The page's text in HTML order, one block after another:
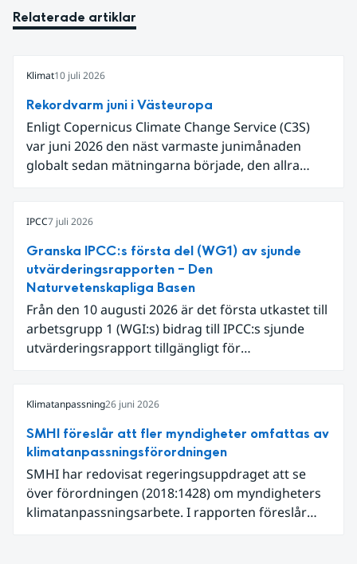
Relaterade artiklar
Klimat10 juli 2026
Rekordvarm juni i Västeuropa
Enligt Copernicus Climate Change Service (C3S)
var juni 2026 den näst varmaste junimånaden
globalt sedan mätningarna började, den allra
begränsar oss till Västeuropa var det den allra
varmaste juni. Detta betingades till stor del av en
extrem hetta i slutet av månaden. Världshavens
ytvattentemperaturer var den högsta som
uppmätts för en juni månad, vilket ligger i fas med
en framväxande El Niño i Stilla havet.
IPCC7 juli 2026
Granska IPCC:s första del (WG1) av sjunde
utvärderingsrapporten – Den
Naturvetenskapliga Basen
Från den 10 augusti 2026 är det första utkastet till
arbetsgrupp 1 (WGI:s) bidrag till IPCC:s sjunde
utvärderingsrapport tillgängligt för
Klimatanpassning26 juni 2026
SMHI föreslår att fler myndigheter omfattas av
klimatanpassningsförordningen
SMHI har redovisat regeringsuppdraget att se
över förordningen (2018:1428) om myndigheters
klimatanpassningsarbete. I rapporten föreslår